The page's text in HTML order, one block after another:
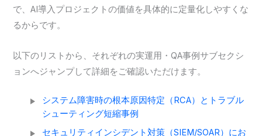
で、AI導入プロジェクトの価値を具体的に定量化しやすくな
るからです。
以下のリストから、それぞれの実運用・QA事例サブセクシ
ョンへジャンプして詳細をご確認いただけます。
システム障害時の根本原因特定（RCA）とトラブル
シューティング短縮事例
セキュリティインシデント対策（SIEM/SOAR）にお